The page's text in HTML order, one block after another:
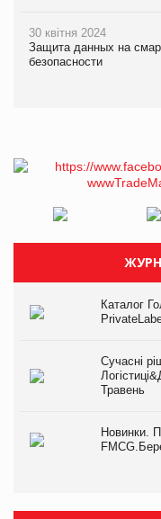
30 квітня 2024
Защита данных на
безопасности
Каталог
Сучасні
Травень
Новинки.